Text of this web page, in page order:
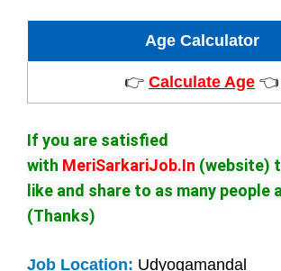
Age Calculator
👉 Calculate Age 👈
If you are satisfied
with MeriSarkariJob.In (website)
like and share to as many people
(Thanks)
Job Location: Udyogamandal